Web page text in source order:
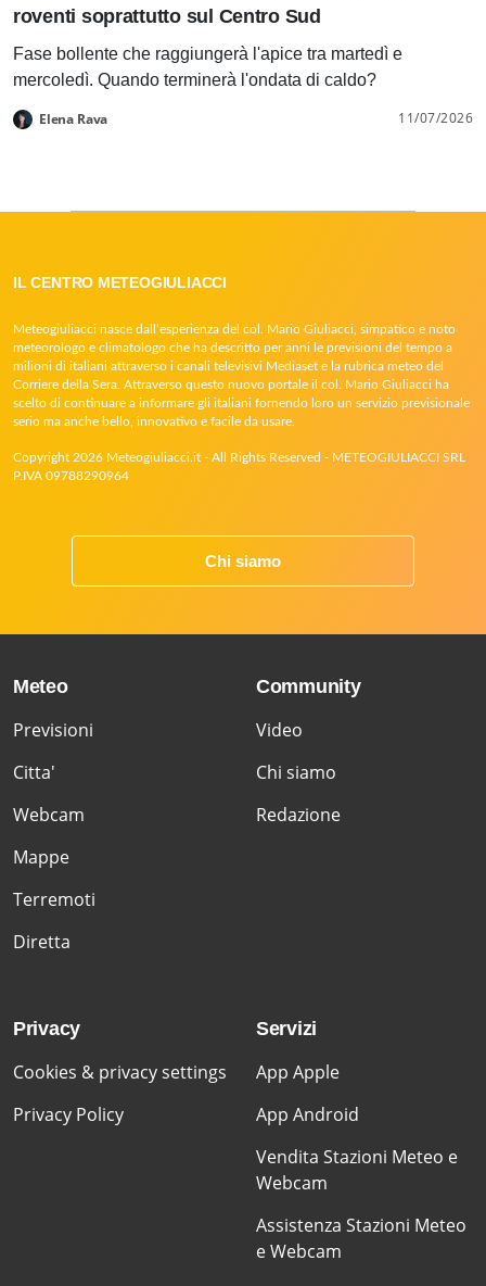
roventi soprattutto sul Centro Sud
Fase bollente che raggiungerà l'apice tra martedì e
mercoledì. Quando terminerà l'ondata di caldo?
Elena Rava 11/07/2026
IL CENTRO METEOGIULIACCI
Meteogiuliacci nasce dall’esperienza del col. Mario Giuliacci, simpatico e noto
meteorologo e climatologo che ha descritto per anni le previsioni del tempo a
milioni di italiani attraverso i canali televisivi Mediaset e la rubrica meteo del
Corriere della Sera. Attraverso questo nuovo portale il col. Mario Giuliacci ha
scelto di continuare a informare gli italiani fornendo loro un servizio previsionale
serio ma anche bello, innovativo e facile da usare.
Copyright 2026 Meteogiuliacci.it - All Rights Reserved - METEOGIULIACCI SRL
P.IVA 09788290964
Chi siamo
Meteo
Previsioni
Citta'
Webcam
Mappe
Terremoti
Diretta
Community
Video
Chi siamo
Redazione
Privacy
Cookies & privacy settings
Privacy Policy
Servizi
App Apple
App Android
Vendita Stazioni Meteo e
Webcam
Assistenza Stazioni Meteo
e Webcam